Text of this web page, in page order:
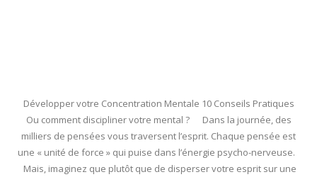
Développer votre Concentration Mentale 10 Conseils Pratiques
Ou comment discipliner votre mental ? Dans la journée, des
milliers de pensées vous traversent l’esprit. Chaque pensée est
une « unité de force » qui puise dans l’énergie psycho-nerveuse.
Mais, imaginez que plutôt que de disperser votre esprit sur une